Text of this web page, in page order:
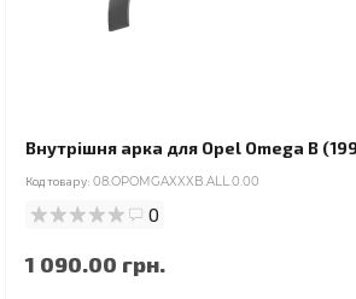
Внутрішня арка для Opel Omega B
Код товару: 08.OPOMGAXXXB.ALL.0.00
0
1 090.00 грн.